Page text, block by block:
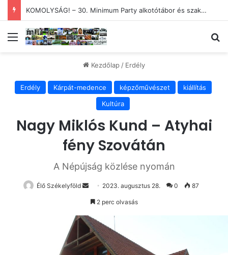
KOMOLYSÁG! – 30. Minimum Party alkotótábor és szakmai fórum
Menü
Kezdőlap/ Erdély
Erdély Kárpát-medence képzőművészet
kiállítás
Kultúra
Nagy Miklós Kund – Atyhai
fény Szovátán
A Népújság közlése nyomán
Élő Székelyföld
Send
an
2023. augusztus 28. 0 87
2 perc olvasás